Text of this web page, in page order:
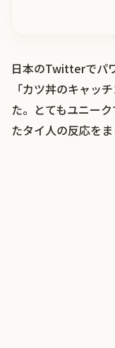
日本のTwitterでパ
「カツ丼のキャッ
た。とてもユニー
たタイ人の反応をま